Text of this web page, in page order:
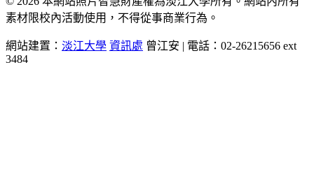
素材限校內活動使用，不得從事商業行為。
網站建置： 淡江大學 資訊處 曾江安 | 電話：02-26215656 ext
3484